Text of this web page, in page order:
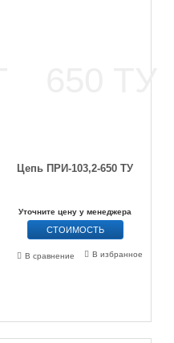
Цепь ПРИ-103,2-650 ТУ
Уточните цену у менеджера
СТОИМОСТЬ
В избранное
В сравнение